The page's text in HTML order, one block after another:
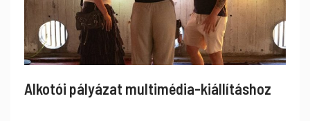
Alkotói pályázat multimédia-kiállításhoz